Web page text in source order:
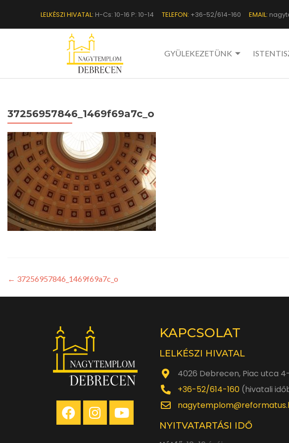
LELKÉSZI HIVATAL: H-Cs: 10-16 P: 10-14 TELEFON: +36-52/614-160 EMAIL:
GYÜLEKEZETÜNK
37256957846_1469f69a7c_o
← 37256957846_1469f69a7c_o
KAPCSOLAT
LELKÉSZI HIVATAL
4026 Debrecen, Piac utca
+36-52/614-160 (hivatali
NYITVATARTÁSI IDŐ